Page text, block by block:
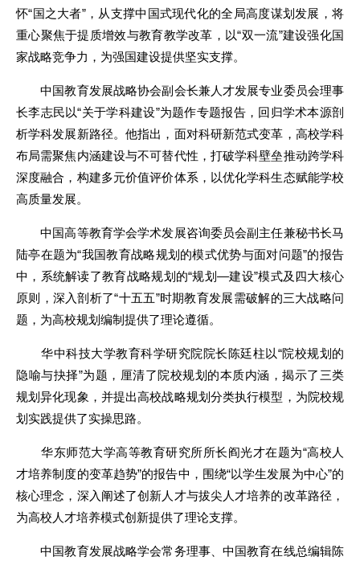
怀“国之大者”，从支撑中国式现代化的全局高度谋划发展，将
重心聚焦于提质增效与教育教学改革，以“双一流”建设强化国
家战略竞争力，为强国建设提供坚实支撑。
中国教育发展战略协会副会长兼人才发展专业委员会理事
长李志民以“关于学科建设”为题作专题报告，回归学术本源剖
析学科发展新路径。他指出，面对科研新范式变革，高校学科
布局需聚焦内涵建设与不可替代性，打破学科壁垒推动跨学科
深度融合，构建多元价值评价体系，以优化学科生态赋能学校
高质量发展。
中国高等教育学会学术发展咨询委员会副主任兼秘书长马
陆亭在题为“我国教育战略规划的模式优势与面对问题”的报告
中，系统解读了教育战略规划的“规划—建设”模式及四大核心
原则，深入剖析了“十五五”时期教育发展需破解的三大战略问
题，为高校规划编制提供了理论遵循。
华中科技大学教育科学研究院院长陈廷柱以“院校规划的
隐喻与抉择”为题，厘清了院校规划的本质内涵，揭示了三类
规划异化现象，并提出高校战略规划分类执行模型，为院校规
划实践提供了实操思路。
华东师范大学高等教育研究所所长阎光才在题为“高校人
才培养制度的变革趋势”的报告中，围绕“以学生发展为中心”的
核心理念，深入阐述了创新人才与拔尖人才培养的改革路径，
为高校人才培养模式创新提供了理论支撑。
中国教育发展战略学会常务理事、中国教育在线总编辑陈